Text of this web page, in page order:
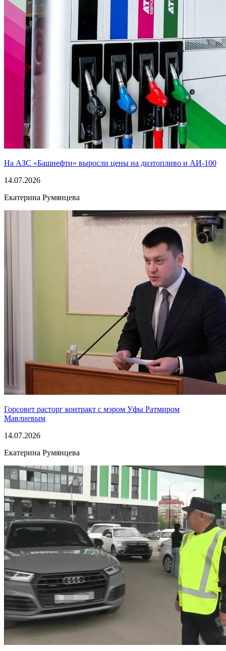
На АЗС «Башнефти» выросли цены на дизтопливо и АИ-100
14.07.2026
Екатерина Румянцева
Горсовет расторг контракт с мэром Уфы Ратмиром
Мавлиевым
14.07.2026
Екатерина Румянцева